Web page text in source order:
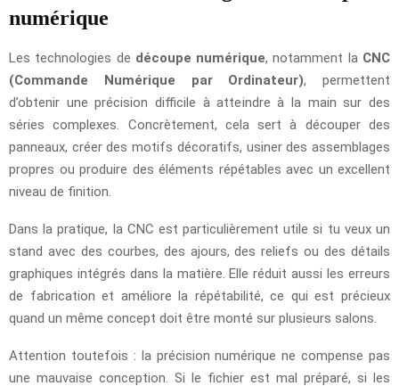
numérique
Les technologies de découpe numérique, notamment la CNC
(Commande Numérique par Ordinateur), permettent
d’obtenir une précision difficile à atteindre à la main sur des
séries complexes. Concrètement, cela sert à découper des
panneaux, créer des motifs décoratifs, usiner des assemblages
propres ou produire des éléments répétables avec un excellent
niveau de finition.
Dans la pratique, la CNC est particulièrement utile si tu veux un
stand avec des courbes, des ajours, des reliefs ou des détails
graphiques intégrés dans la matière. Elle réduit aussi les erreurs
de fabrication et améliore la répétabilité, ce qui est précieux
quand un même concept doit être monté sur plusieurs salons.
Attention toutefois : la précision numérique ne compense pas
une mauvaise conception. Si le fichier est mal préparé, si les